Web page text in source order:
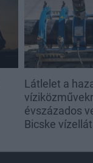
Látlelet a
évszázados
Bicske